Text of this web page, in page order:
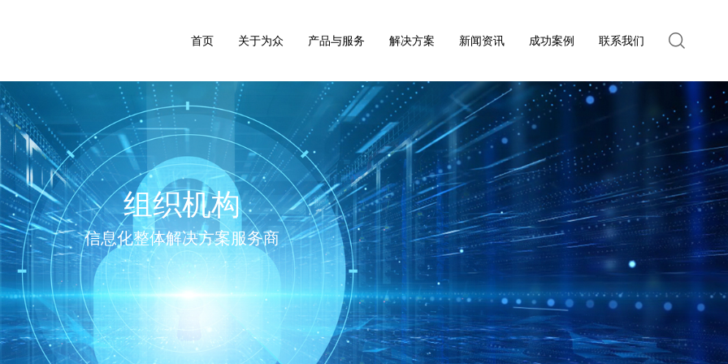
首页 关于为众 产品与服务 解决方案 新闻资讯 成功案例 联系我们
组织机构
信息化整体解决方案服务商